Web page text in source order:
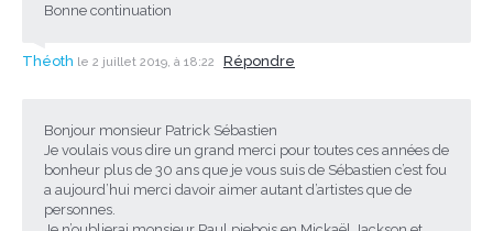
Bonne continuation
Théoth le 2 juillet 2019, à 18:22 Répondre
Bonjour monsieur Patrick Sébastien
Je voulais vous dire un grand merci pour toutes ces années de
bonheur plus de 30 ans que je vous suis de Sébastien c’est fou
a aujourd’hui merci davoir aimer autant d’artistes que de
personnes.